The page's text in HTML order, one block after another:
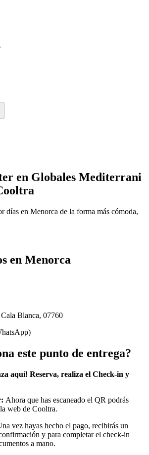
en Globales Mediterrani
días en Menorca de la forma más cómoda,
en Menorca
Blanca, 07760
este punto de entrega?
aquí! Reserva, realiza el Check-in y
Ahora que has escaneado el QR podrás
web de Cooltra.
vez hayas hecho el pago, recibirás un
y para completar el check-in
a mano.